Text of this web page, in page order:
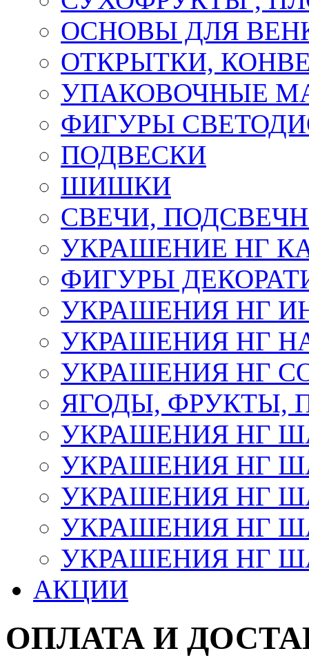
ОСНОВЫ ДЛЯ
ОТКРЫТКИ,
УПАКОВОЧНЫЕ
ФИГУРЫ
ПОДВЕСКИ
ШИШКИ
СВЕЧИ,
УКРАШЕНИЕ НГ
ФИГУРЫ
УКРАШЕНИЯ НГ
УКРАШЕНИЯ НГ
УКРАШЕНИЯ НГ
ЯГОДЫ, ФРУКТЫ,
УКРАШЕНИЯ НГ
УКРАШЕНИЯ НГ
УКРАШЕНИЯ НГ
УКРАШЕНИЯ НГ
УКРАШЕНИЯ НГ
АКЦИИ
ОПЛАТА И